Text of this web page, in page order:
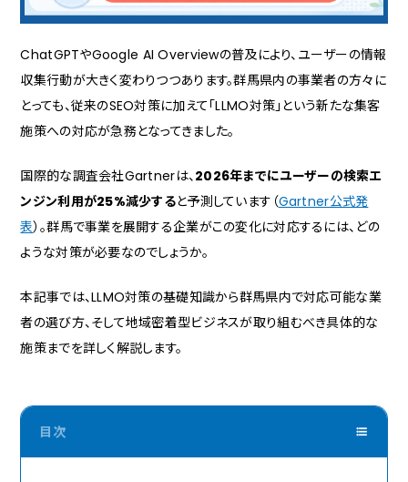
ChatGPTやGoogle AI Overviewの普及により、ユーザーの情報
収集行動が大きく変わりつつあります。群馬県内の事業者の方々に
とっても、従来のSEO対策に加えて「LLMO対策」という新たな集客
施策への対応が急務となってきました。
国際的な調査会社Gartnerは、2026年までにユーザーの検索エ
ンジン利用が25%減少すると予測しています（Gartner公式発
表）。群馬で事業を展開する企業がこの変化に対応するには、どの
ような対策が必要なのでしょうか。
本記事では、LLMO対策の基礎知識から群馬県内で対応可能な業
者の選び方、そして地域密着型ビジネスが取り組むべき具体的な
施策までを詳しく解説します。